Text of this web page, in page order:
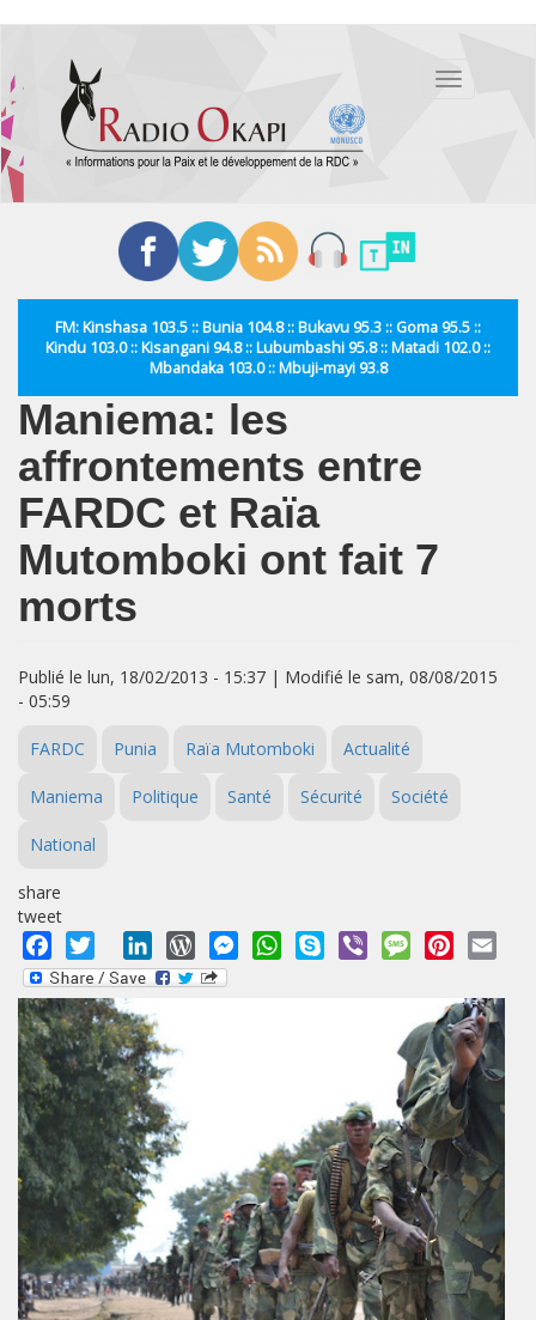
contenu
principal
Toggle
FM: Kinshasa 103.5 :: Bunia 104.8 :: Bukavu 95.3 :: Goma 95.5 ::
Kindu 103.0 :: Kisangani 94.8 :: Lubumbashi 95.8 :: Matadi 102.0 ::
Mbandaka 103.0 :: Mbuji-mayi 93.8
Maniema: les
affrontements entre
FARDC et Raïa
Mutomboki ont fait 7
morts
Publié le lun, 18/02/2013 - 15:37 | Modifié le sam, 08/08/2015
- 05:59
FARDC Punia Raïa Mutomboki Actualité
Maniema Politique Santé Sécurité Société
National
share
tweet
Facebook
Twitter LinkedInWordPressMessengerWhatsApp
Skype Viber MessagePinterest